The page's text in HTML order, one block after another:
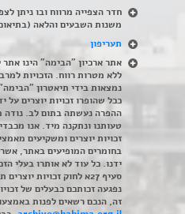
משנות השבעים והלאה
תעריפון
אתר ארכיון "הבימה" הינו
ללא מטרות רווח. הזכויות
נמצאות בידי תיאטרון
ככל שהופרו זכויות יוצרים
ההפרה נעשתה בתום לב. נודה
טעותנו ונתקנה מיד. אנו
זכויות יוצרים ומשקיעים
בחומרים המופיעים באתר, אשר
ידנו. כל עוד לא אותרו בעלי
נפגעה זכותכם כבעלים של
זה, הנכם רשאים לפנות